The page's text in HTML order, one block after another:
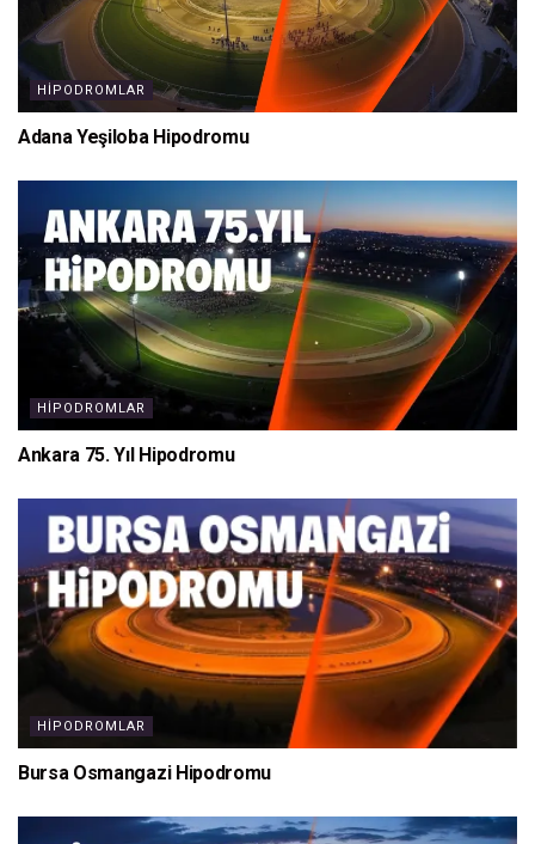
HIPODROMLAR
Adana Yeşiloba Hipodromu
HIPODROMLAR
Ankara 75. Yıl Hipodromu
HIPODROMLAR
Bursa Osmangazi Hipodromu